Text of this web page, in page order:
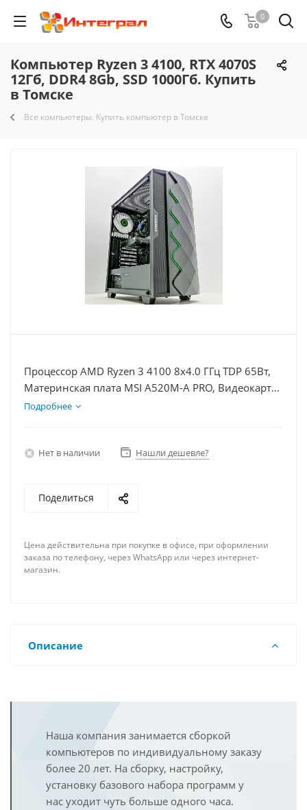
0
Компьютер Ryzen 3 4100, RTX 4070S
12Гб, DDR4 8Gb, SSD 1000Гб. Купить
в Томске
Все компьютеры. Купить компьютер в Томске
Процессор AMD Ryzen 3 4100 8x4.0 ГГц TDP 65Вт,
Материнская плата MSI A520M-A PRO, Видеокарта
RTX 4070S 12Гб, Память DDR4 8Gb, Диски SSD
Подробнее
Нет в наличии Нашли дешевле?
Поделиться
Цена действительна при покупке в офисе, при оформлении
заказа по телефону, через WhatsApp или через интернет-
магазин.
Описание
Наша компания занимается сборкой
компьютеров по индивидуальному заказу
более 20 лет. На сборку, настройку,
установку базового набора программ у
нас уходит чуть больше одного часа.